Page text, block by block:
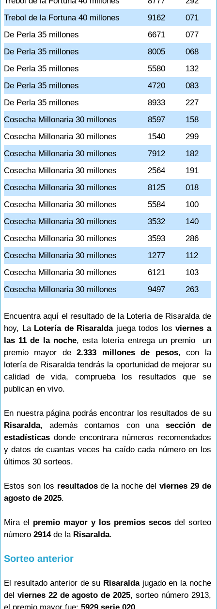
Trebol de la Fortuna 40 millones
9162
071
De Perla 35 millones
6671
077
De Perla 35 millones
8005
068
De Perla 35 millones
5580
132
De Perla 35 millones
4720
083
De Perla 35 millones
8933
227
Cosecha Millonaria 30 millones
8597
158
Cosecha Millonaria 30 millones
1540
299
Cosecha Millonaria 30 millones
7912
182
Cosecha Millonaria 30 millones
2564
191
Cosecha Millonaria 30 millones
8125
018
Cosecha Millonaria 30 millones
5584
100
Cosecha Millonaria 30 millones
3532
140
Cosecha Millonaria 30 millones
3593
286
Cosecha Millonaria 30 millones
1277
112
Cosecha Millonaria 30 millones
6121
103
Cosecha Millonaria 30 millones
9497 263
Encuentra aquí el resultado de la Loteria de Risaralda de
hoy, La Lotería de Risaraldajuega todos losviernes a
las 11 de la noche, esta lotería entrega un premio un
premio mayor de2.333 millones de pesos, con la
lotería de Risaralda tendrás la oportunidad de mejorar su
calidad de vida, comprueba los resultados que se
publican en vivo.
En nuestra página podrás encontrar los resultados de su
Risaralda, además contamos con una sección de
estadísticas donde encontrara números recomendados
y datos de cuantas veces ha caído cada número en los
últimos 30 sorteos.
Estos son los resultadosde la noche del viernes 29 de
agosto de 2025.
Mira el premio mayor y los premios secosdel sorteo
número 2914de la Risaralda.
Sorteo anterior
El resultado anterior de su Risaraldajugado en la noche
del viernes 22 de agosto de 2025, sorteo número 2913,